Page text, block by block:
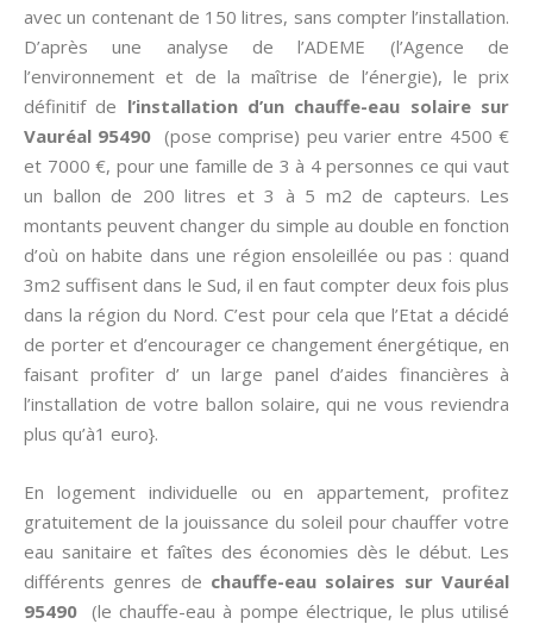
avec un contenant de 150 litres, sans compter l’installation.
D’après une analyse de l’ADEME (l’Agence de
l’environnement et de la maîtrise de l’énergie), le prix
définitif de l’installation d’un chauffe-eau solaire sur
Vauréal 95490 (pose comprise) peu varier entre 4500 €
et 7000 €, pour une famille de 3 à 4 personnes ce qui vaut
un ballon de 200 litres et 3 à 5 m2 de capteurs. Les
montants peuvent changer du simple au double en fonction
d’où on habite dans une région ensoleillée ou pas : quand
3m2 suffisent dans le Sud, il en faut compter deux fois plus
dans la région du Nord. C’est pour cela que l’Etat a décidé
de porter et d’encourager ce changement énergétique, en
faisant profiter d’ un large panel d’aides financières à
l’installation de votre ballon solaire, qui ne vous reviendra
plus qu’à1 euro}.
En logement individuelle ou en appartement, profitez
gratuitement de la jouissance du soleil pour chauffer votre
eau sanitaire et faîtes des économies dès le début. Les
différents genres de chauffe-eau solaires sur Vauréal
95490 (le chauffe-eau à pompe électrique, le plus utilisé